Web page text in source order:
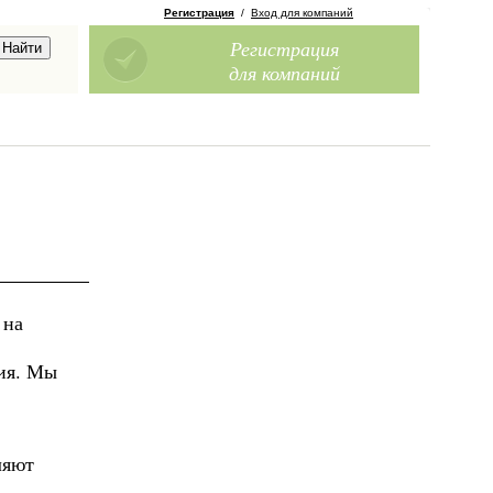
Регистрация / Вход для компаний
Регистрация
для компаний
Мы